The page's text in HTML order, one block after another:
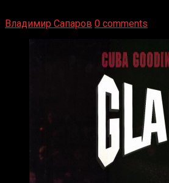
Владимир Сапаров 0 comments